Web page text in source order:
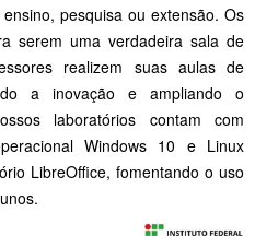
pesquisa ou extensão. Os
serem uma verdadeira sala de
realizem suas aulas de
a inovação e ampliando o
laboratórios contam com
Windows 10 e Linux
LibreOffice, fomentando o uso